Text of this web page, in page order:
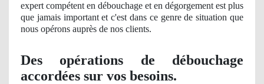
expert compétent en débouchage et en dégorgement est plus
que jamais important et c'est dans ce genre de situation que
nous opérons auprès de nos clients.
Des opérations de débouchage
accordées sur vos besoins.